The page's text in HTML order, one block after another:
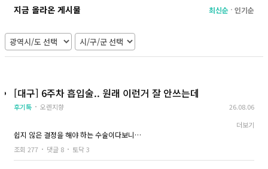
어요
수액을 같이 맞으면서 쉬다 보니 몸에 힘이 돌아
수액 추가하는거 그렇게 안비싸니까 수액까지
받으면 좋을 것 같기는 해요..!
아픈 건 아니었고, 따뜻하게 쉬면서 물도 자주 마
셔줬구요..
다음 날에는 컨디션이 조금 나아졌지만 평소처
몸이 회복되는 것도 중요하긴한데 몸 회복은 크
게 무리만 안하면 금방 회복되니 걱정은 안해도
될 것 같아요
그저 저는 마음을 추스르는 시간이 더 필요하다
지금 올라온 게시물 최신순 인기순
[대구] 6주차 흡입술.. 원래 이런거 잘 안쓰는데
후기톡 오렌지향 26.08.06
쉽지 않은 결정을 해야 하는 수술이다보니
저도 누군가한테는 도움이 되고싶어 적어봐요...
저도 중절 수술하기 전에는 하루에도 몇 번씩 커뮤니티만 들락날락했던 사람
이라 비슷한 상황인 분들에게 조금이라도 도움이 될까 해서요..
더보기
조회 277 댓글 8 토닥 3